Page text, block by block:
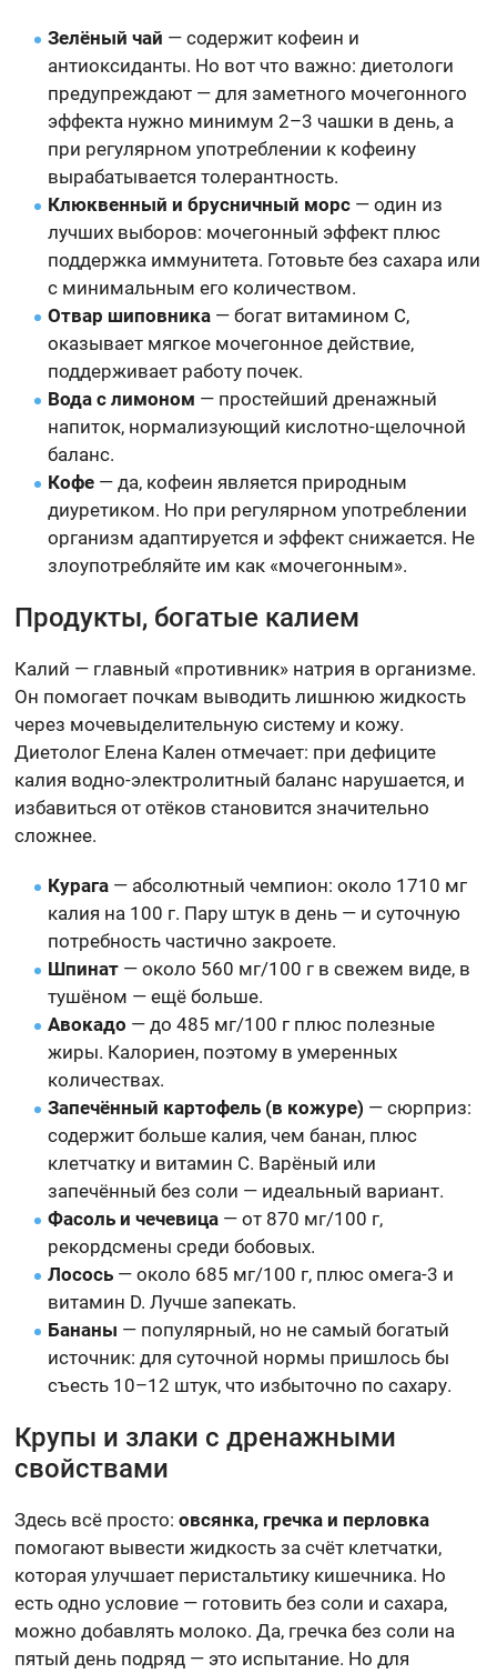
Зелёный чай — содержит кофеин и
антиоксиданты. Но вот что важно: диетологи
предупреждают — для заметного мочегонного
эффекта нужно минимум 2–3 чашки в день, а
при регулярном употреблении к кофеину
вырабатывается толерантность.
Клюквенный и брусничный морс — один из
лучших выборов: мочегонный эффект плюс
поддержка иммунитета. Готовьте без сахара или
с минимальным его количеством.
Отвар шиповника — богат витамином C,
оказывает мягкое мочегонное действие,
поддерживает работу почек.
Вода с лимоном — простейший дренажный
напиток, нормализующий кислотно-щелочной
баланс.
Кофе — да, кофеин является природным
диуретиком. Но при регулярном употреблении
организм адаптируется и эффект снижается. Не
злоупотребляйте им как «мочегонным».
Продукты, богатые калием
Калий — главный «противник» натрия в организме.
Он помогает почкам выводить лишнюю жидкость
через мочевыделительную систему и кожу.
Диетолог Елена Кален отмечает: при дефиците
калия водно-электролитный баланс нарушается, и
избавиться от отёков становится значительно
сложнее.
Курага — абсолютный чемпион: около 1710 мг
калия на 100 г. Пару штук в день — и суточную
потребность частично закроете.
Шпинат — около 560 мг/100 г в свежем виде, в
тушёном — ещё больше.
Авокадо — до 485 мг/100 г плюс полезные
жиры. Калориен, поэтому в умеренных
количествах.
Запечённый картофель (в кожуре) — сюрприз:
содержит больше калия, чем банан, плюс
клетчатку и витамин C. Варёный или
запечённый без соли — идеальный вариант.
Фасоль и чечевица — от 870 мг/100 г,
рекордсмены среди бобовых.
Лосось — около 685 мг/100 г, плюс омега-3 и
витамин D. Лучше запекать.
Бананы — популярный, но не самый богатый
источник: для суточной нормы пришлось бы
съесть 10–12 штук, что избыточно по сахару.
Крупы и злаки с дренажными
свойствами
Здесь всё просто:овсянка, гречка и перловка
помогают вывести жидкость за счёт клетчатки,
которая улучшает перистальтику кишечника. Но
есть одно условие — готовить без соли и сахара,
можно добавлять молоко. Да, гречка без соли на
пятый день подряд — это испытание. Но для